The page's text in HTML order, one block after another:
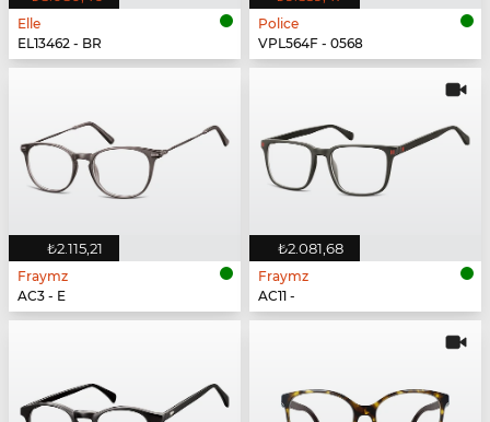
Elle
EL13462 - BR
Police
VPL564F - 0568
₺2.115,21
Fraymz
AC3 - E
₺2.081,68
Fraymz
AC11 -